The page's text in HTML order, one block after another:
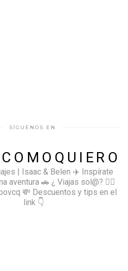
SÍGUENOS EN
| Isaac & Belen ✈️ Inspírate
aventura 🚗 ¿ Viajas sol@? 👉🏻
💸 Descuentos y tips en el
link 👇